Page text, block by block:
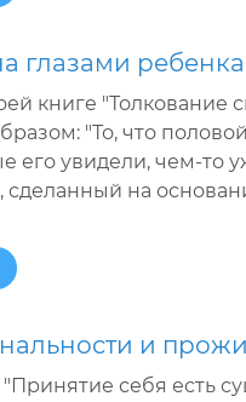
глазами
книге "Толкование
"То, что
его увидели, чем-то
сделанный на
и
себя есть